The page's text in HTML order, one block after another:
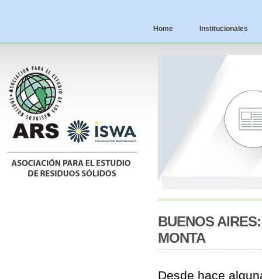
Home Institucionales
BUENOS
MONTA
Desde hace